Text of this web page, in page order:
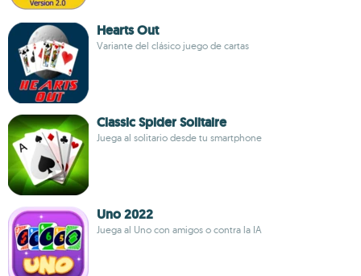
Hearts Out
Variante del clásico juego de cartas
Classic Spider Solitaire
Juega al solitario desde tu smartphone
Uno 2022
Juega al Uno con amigos o contra la IA